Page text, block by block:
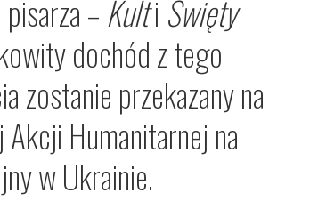
– Kulti Święty
dochód z tego
zostanie przekazany na
Humanitarnej na
w Ukrainie.